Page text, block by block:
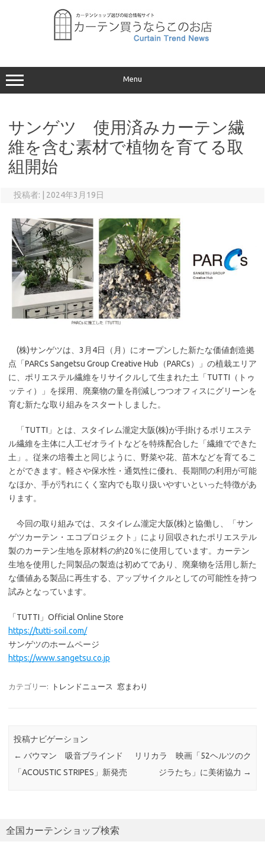
ッ
プ
Menu
サンゲツ 使用済みカーテン繊
維を含む素材で植物を育てる取
組開始
投稿者: 2024年3月19日
(株)サンゲツは、3月4日（月）にオープンした新たな価値創造拠
点「PARCs Sangetsu Group Creative Hub（PARCs）」の植栽エリア
に、ポリエステル繊維をリサイクルして生まれた土「TUTTI（トゥ
ッティ）」を採用、廃棄物の量を削減しつつオフィスにグリーンを
育む新たな取り組みをスタートしました。
「TUTTI」とは、スタイレム瀧定大阪(株)が手掛けるポリエステ
ル繊維を主体に人工ゼオライトなどを特殊配合した「繊維でできた
土」。従来の培養土と同じように、野菜や花、苗木などを育てるこ
とができます。軽さや保水性・通気性に優れ、長期間の利用が可能
なほか、手が汚れにくく室内でも取り扱いやすいといった特徴があ
ります。
今回の取り組みでは、スタイレム瀧定大阪(株)と協働し、「サン
ゲツカーテン・エコプロジェクト」により回収されたポリエステル
製のカーテン生地を原材料の約20％に使用しています。カーテン
生地を使用した同製品の製造は初めてであり、廃棄物を活用し新た
な価値ある製品に再生する、アップサイクルとしての可能性を持つ
試みとなっています。
「TUTTI」Official Online Store
https://tutti-soil.com/
サンゲツのホームページ
https://www.sangetsu.co.jp
カテゴリー: トレンドニュース 窓まわり
投稿ナビゲーション
← バウマン 吸音ブラインド
「ACOUSTIC STRIPES」新発売
リリカラ 映画「52ヘルツのク
ジラたち」に美術協力 →
全国カーテンショップ検索